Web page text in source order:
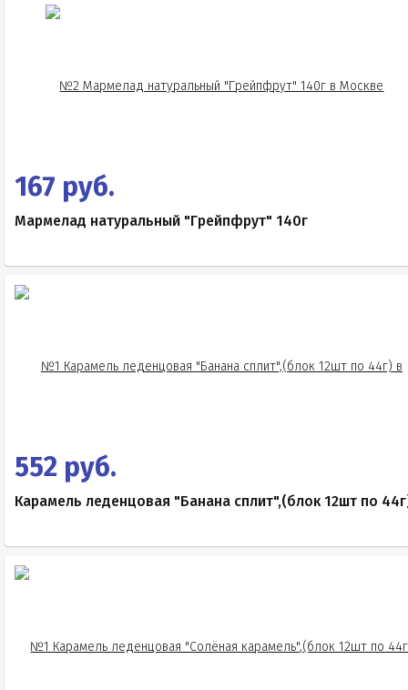
167 руб.
Мармелад натуральный "Грейпфрут" 140г
552 руб.
Карамель леденцовая "Банана сплит",(блок 12шт по